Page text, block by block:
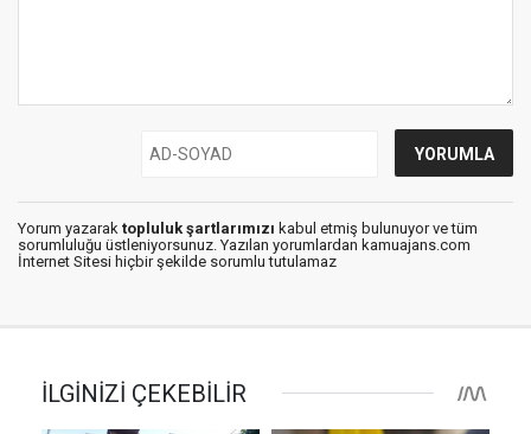
Yorum yazarak topluluk şartlarımızı kabul etmiş bulunuyor ve tüm
sorumluluğu üstleniyorsunuz. Yazılan yorumlardan kamuajans.com
İnternet Sitesi hiçbir şekilde sorumlu tutulamaz